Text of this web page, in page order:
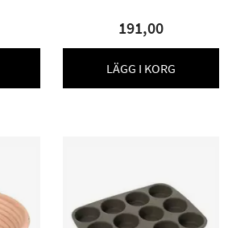
191,00
LÄGG I KORG